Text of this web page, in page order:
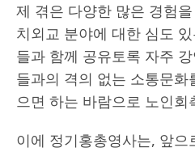
제 겪은 다양한 많은 경험
치외교 분야에 대한 심도
들과 함께 공유토록 자주
들과의 격의 없는 소통문
으면 하는 바람으로 노인회
이에 정기홍총영사는, 앞으